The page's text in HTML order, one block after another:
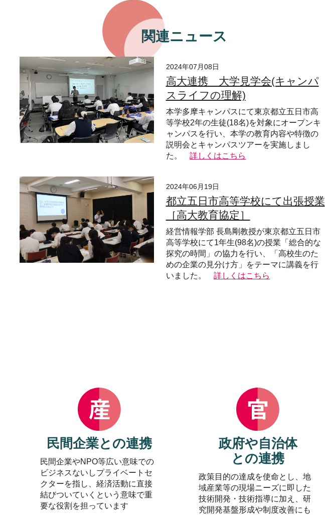
関連ニュース
2024年07月08日
高大連携 大学見学会(キャンパ
スライフの理解)
本学多摩キャンパスにて東京都立五日市高
等学校2年の生徒(18名)を対象にオープンキ
ャンパスを行い、本学の教育内容や特徴の
説明会とキャンパスツアーを実施しまし
た。
詳しくはこちら
2024年06月19日
都立五日市高等学校にて出張授業
［高大教育協定］
経営情報学部 長島剛教授が東京都立五日市
高等学校にて1年生(98名)の授業「総合的な
探究の時間」の協力を行い、「高校生のた
めの企業の見分け方」をテーマに講義を行
いました。
詳しくはこちら
民間企業との連携
民間企業やNPO等広い意味での
ビジネスないしプライベートセ
クターを指し、経済活動に直接
結びついていくという意味で重
要な役割を担っています
政府や自治体
との連携
政策目的の達成を使命とし、地
域産業等の現場ニーズに即した
技術開発・技術指導に加え、研
究開発基盤形成や制度改善にも